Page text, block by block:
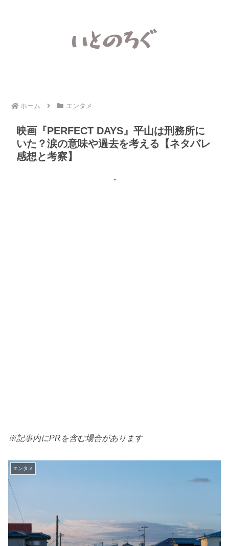
ホーム エンタメ
映画『PERFECT DAYS』平山は刑務所に
いた？涙の意味や過去を考える【ネタバレ
感想と考察】
-
※記事内にPRを含む場合があります
エンタメ